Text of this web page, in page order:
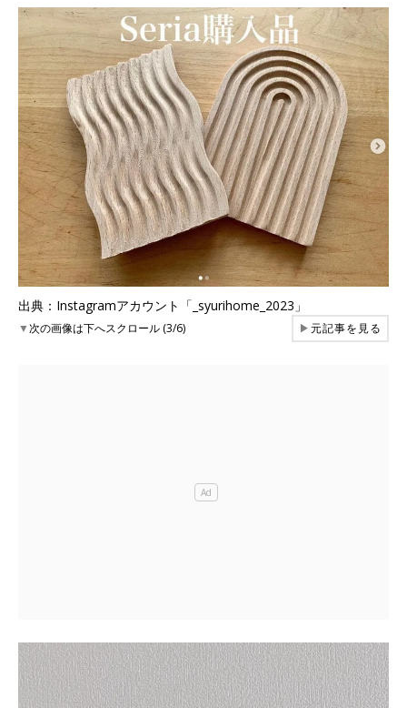
出典：Instagramアカウント「_syurihome_2023」
▼次の画像は下へスクロール (3/6) ▶元記事を見る